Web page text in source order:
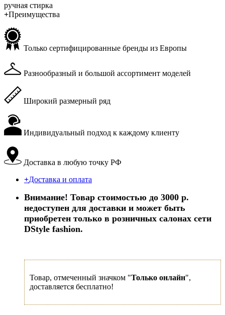
ручная стирка
+Преимущества
Только сертифицированные бренды из Европы
Разнообразный и большой ассортимент моделей
Широкий размерный ряд
Индивидуальный подход к каждому клиенту
Доставка в любую точку РФ
+Доставка и оплата
Внимание! Товар стоимостью до 3000 р.
недоступен для доставки и может быть
приобретен только в розничных салонах сети
DStyle fashion.
Товар, отмеченный значком "Только онлайн",
доставляется бесплатно!